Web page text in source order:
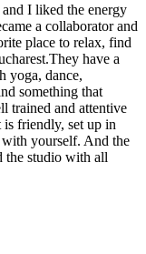
I liked the energy
a collaborator and
place to relax, find
have a
yoga, dance,
something that
trained and attentive
is friendly, set up in
with yourself. And the
the studio with all